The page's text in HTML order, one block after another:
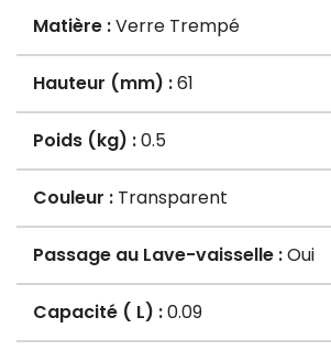
Matière :Verre Trempé
Hauteur (mm) :61
Poids (kg) :0.5
Couleur : Transparent
Passage au Lave-vaisselle :Oui
Capacité ( L) :0.09